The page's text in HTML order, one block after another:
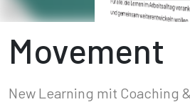
Movement
New Learning mit Coaching